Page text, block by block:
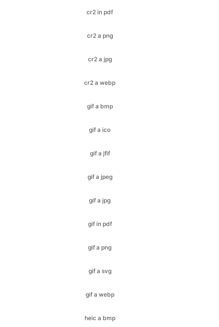
cr2 a jpg
cr2 a webp
gif a bmp
gif a ico
gif a jfif
gif a jpeg
gif a jpg
gif in pdf
gif a png
gif a svg
gif a webp
heic a bmp
heic a gif
heic a jfif